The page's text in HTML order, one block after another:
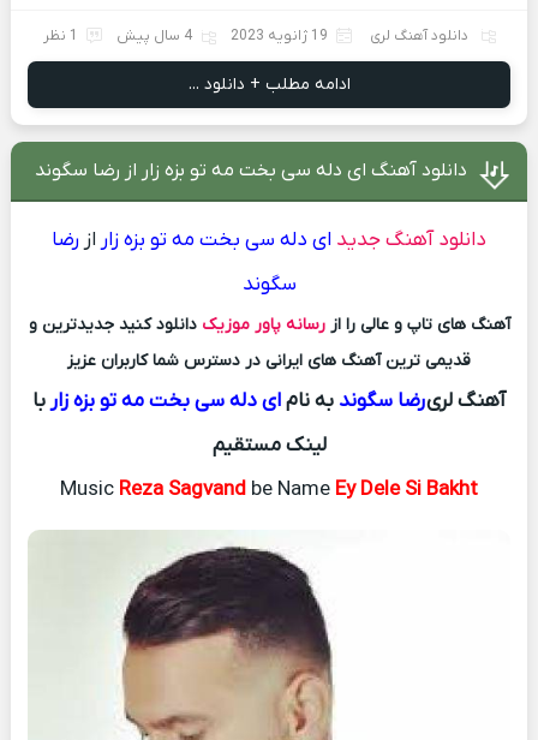
دانلود آهنگ لری 19 ژانویه 2023 4 سال پیش 1 نظر
ادامه مطلب + دانلود ...
دانلود آهنگ ای دله سی بخت مه تو بزه زار از رضا سگوند
دانلود آهنگ جدید ای دله سی بخت مه تو بزه زار از رضا
سگوند
آهنگ های تاپ و عالی را ازرسانه پاور موزیک دانلود کنید جدیدترین و
قدیمی ترین آهنگ های ایرانی در دسترس شما کاربران عزیز
آهنگ لریرضا سگوند به نامای دله سی بخت مه تو بزه زاربا
لینک مستقیم
Music Reza Sagvand be Name Ey Dele Si Bakht